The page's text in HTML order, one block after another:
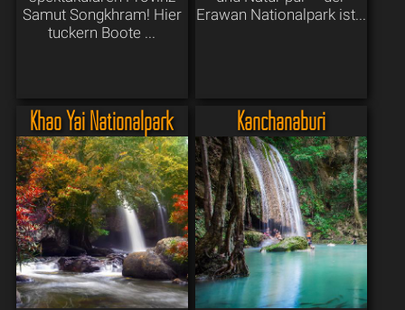
Samut Songkhram! Hier
tuckern Boote ...
Erawan Nationalpark ist...
Khao Yai Nationalpark Kanchanaburi